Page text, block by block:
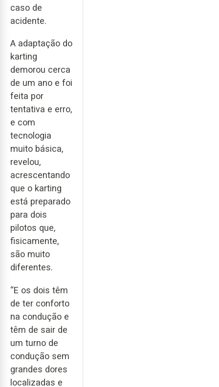
caso de
acidente.
A adaptação do
karting
demorou cerca
de um ano e foi
feita por
tentativa e erro,
e com
tecnologia
muito básica,
revelou,
acrescentando
que o karting
está preparado
para dois
pilotos que,
fisicamente,
são muito
diferentes.
“E os dois têm
de ter conforto
na condução e
têm de sair de
um turno de
condução sem
grandes dores
localizadas e